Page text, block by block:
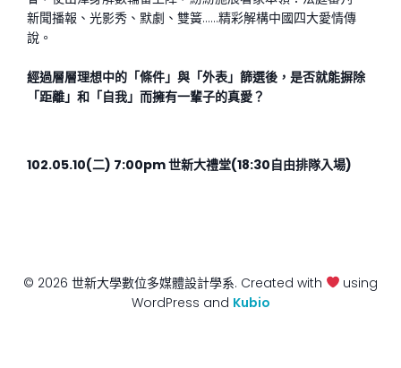
新聞播報、光影秀、默劇、雙簧……精彩解構中國四大愛情傳
說。
經過層層理想中的「條件」與「外表」篩選後，是否就能摒除
「距離」和「自我」而擁有一輩子的真愛？
102.05.10(二) 7:00pm 世新大禮堂(18:30自由排隊入場)
© 2026 世新大學數位多媒體設計學系. Created with
using
WordPress and Kubio